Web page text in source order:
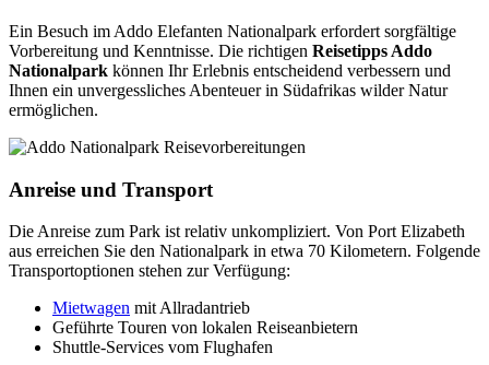
Ein Besuch im Addo Elefanten Nationalpark erfordert sorgfältige
Vorbereitung und Kenntnisse. Die richtigen Reisetipps Addo
Nationalpark können Ihr Erlebnis entscheidend verbessern und
Ihnen ein unvergessliches Abenteuer in Südafrikas wilder Natur
ermöglichen.
Anreise und Transport
Die Anreise zum Park ist relativ unkompliziert. Von Port Elizabeth
aus erreichen Sie den Nationalpark in etwa 70 Kilometern. Folgende
Transportoptionen stehen zur Verfügung:
Mietwagen mit Allradantrieb
Geführte Touren von lokalen Reiseanbietern
Shuttle-Services vom Flughafen